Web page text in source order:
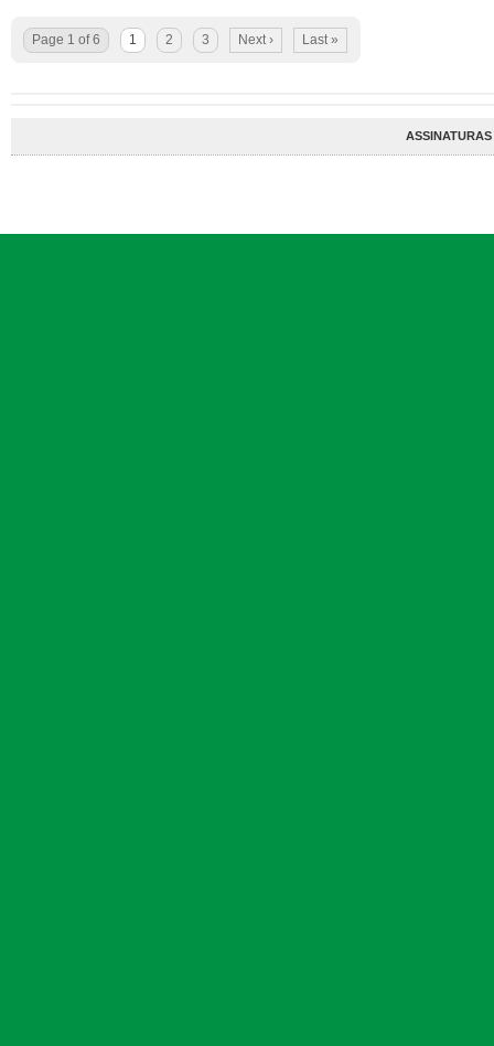
Page 1 of 6 1 2 3 Next › Last »
ASSINATURAS